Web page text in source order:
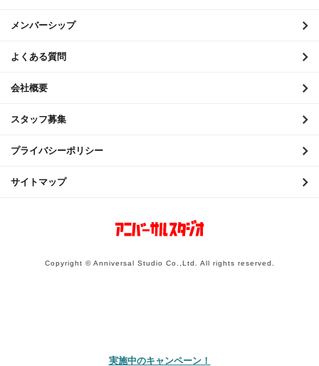
2020年5月
2020年4月
2020年3月
メンバーシップ
よくある質問
会社概要
スタッフ募集
プライバシーポリシー
サイトマップ
Copyright © Anniversal Studio Co.,Ltd. All rights reserved.
実施中のキャンペーン！